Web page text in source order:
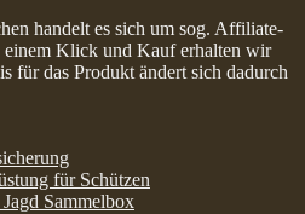
handelt es sich um sog. Affiliate-
Klick und Kauf erhalten wir
für das Produkt ändert sich dadurch